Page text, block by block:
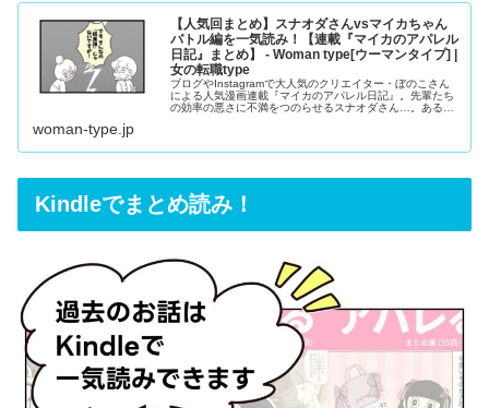
【人気回まとめ】スナオダさんvsマイカちゃん
バトル編を一気読み！【連載『マイカのアパレル
日記』まとめ】 - Woman type[ウーマンタイプ] |
女の転職type
ブログやInstagramで大人気のクリエイター・ぼのこさん
による人気漫画連載『マイカのアパレル日記』。先輩たち
の効率の悪さに不満をつのらせるスナオダさん…。ある事
woman-type.jp
Kindleでまとめ読み！